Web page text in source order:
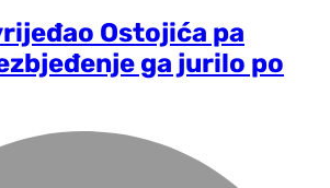
Ostojića pa
ga jurilo po